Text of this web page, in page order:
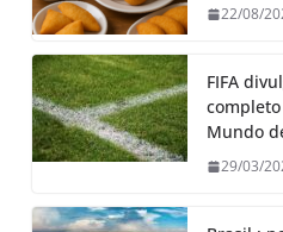
22/08/
FIFA
Mundo
29/03/